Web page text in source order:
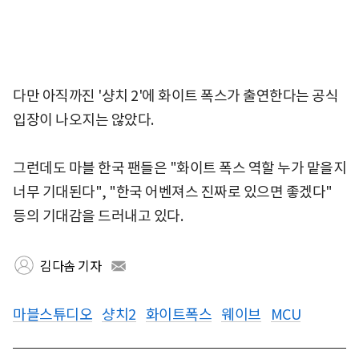
다만 아직까진 '샹치 2'에 화이트 폭스가 출연한다는 공식
입장이 나오지는 않았다.
그런데도 마블 한국 팬들은 "화이트 폭스 역할 누가 맡을지
너무 기대된다", "한국 어벤져스 진짜로 있으면 좋겠다"
등의 기대감을 드러내고 있다.
김다솜 기자
마블스튜디오 샹치2 화이트폭스 웨이브 MCU